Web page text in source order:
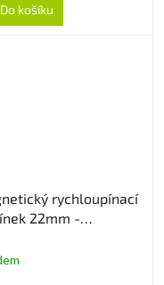
Do košíku
rychloupínací
22mm -